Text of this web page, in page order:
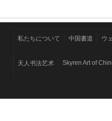
私たちについて 中国書道 ウ
天人书法艺术 Skyren Art of